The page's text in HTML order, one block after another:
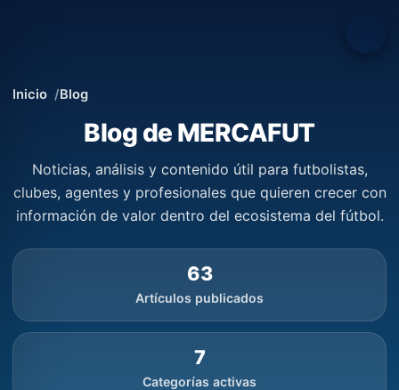
Inicio Blog
Blog de MERCAFUT
Noticias, análisis y contenido útil para futbolistas,
clubes, agentes y profesionales que quieren crecer con
información de valor dentro del ecosistema del fútbol.
63
Artículos publicados
7
Categorías activas